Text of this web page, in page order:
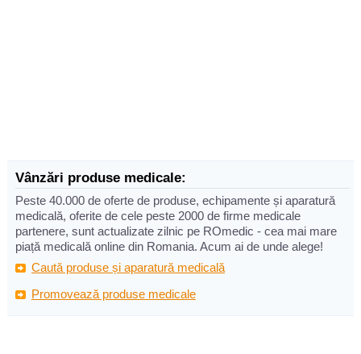
Vânzări produse medicale:
Peste 40.000 de oferte de produse, echipamente și aparatură
medicală, oferite de cele peste 2000 de firme medicale
partenere, sunt actualizate zilnic pe ROmedic - cea mai mare
piață medicală online din Romania. Acum ai de unde alege!
Caută produse și aparatură medicală
Promovează produse medicale